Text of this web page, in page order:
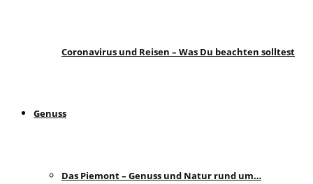
Coronavirus und Reisen – Was Du beachten solltest
Genuss
Das Piemont – Genuss und Natur rund um…